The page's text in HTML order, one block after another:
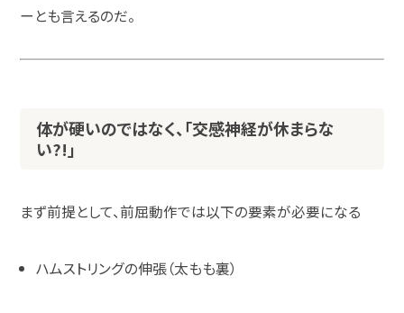
ーとも言えるのだ。
体が硬いのではなく、「交感神経が休まらな
い?!」
まず前提として、前屈動作では以下の要素が必要になる
ハムストリングの伸張（太もも裏）